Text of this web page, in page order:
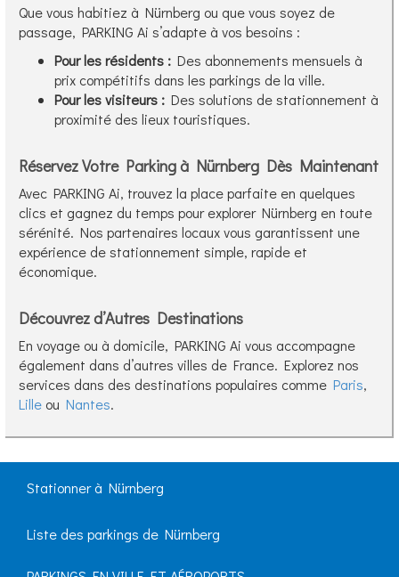
Que vous habitiez à Nürnberg ou que vous soyez de
passage, PARKING Ai s’adapte à vos besoins :
Pour les résidents : Des abonnements mensuels à
prix compétitifs dans les parkings de la ville.
Pour les visiteurs : Des solutions de stationnement à
proximité des lieux touristiques.
Réservez Votre Parking à Nürnberg Dès Maintenant
Avec PARKING Ai, trouvez la place parfaite en quelques
clics et gagnez du temps pour explorer Nürnberg en toute
sérénité. Nos partenaires locaux vous garantissent une
expérience de stationnement simple, rapide et
économique.
Découvrez d’Autres Destinations
En voyage ou à domicile, PARKING Ai vous accompagne
également dans d’autres villes de France. Explorez nos
services dans des destinations populaires comme Paris,
Lille ou Nantes.
Stationner à Nürnberg
Liste des parkings de Nürnberg